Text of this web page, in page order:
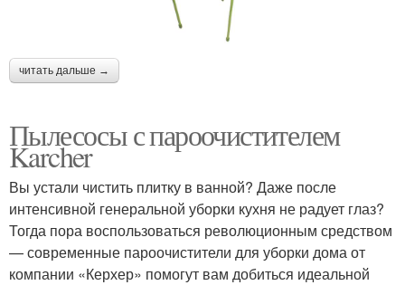
читать дальше →
Пылесосы с пароочистителем
Karcher
Вы устали чистить плитку в ванной? Даже после
интенсивной генеральной уборки кухня не радует глаз?
Тогда пора воспользоваться революционным средством
— современные пароочистители для уборки дома от
компании «Керхер» помогут вам добиться идеальной